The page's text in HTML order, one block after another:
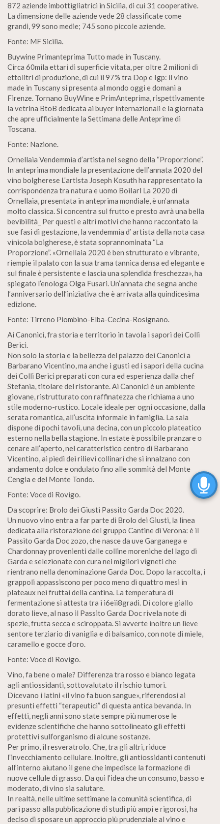
872 aziende imbottigliatrici in Sicilia, di cui 31 cooperative.
La dimensione delle aziende vede 28 classificate come
grandi, 99 sono medie; 745 sono piccole aziende.
Fonte: MF Sicilia.
Buywine Primanteprima Tutto made in Tuscany.
Circa 60mila ettari di superficie vitata, per oltre 2 milioni di
ettolitri di produzione, di cui il 97% tra Dop e Igp: il vino
made in Tuscany si presenta al mondo oggi e domani a
Firenze. Tornano BuyWine e PrimAnteprima, rispettivamente
la vetrina BtoB dedicata ai buyer internazionali e la giornata
che apre ufficialmente la Settimana delle Anteprime di
Toscana.
Fonte: Nazione.
Ornellaia Vendemmia d’artista nel segno della “Proporzione”.
In anteprima mondiale la presentazione dell’annata 2020 del
vino bolgherese L’artista Joseph Kosuth ha rappresentato la
corrispondenza tra natura e uomo BoiIarl La 2020 di
Ornellaia, presentata in anteprima mondiale, è un’annata
molto classica. Si concentra sul frutto e presto avrà una bella
bevibilità_ Per questi e altri motivi che hanno raccontato la
sue fasi di gestazione, la vendemmia d’ artista della nota casa
vinicola boigherese, è stata soprannominata “La
Proporzione”. «Ornellaia 2020 è ben strutturato e vibrante,
riempie il palato con la sua trama tannica densa ed elegante e
sul finale è persistente e lascia una splendida freschezza», ha
spiegato l’enologa Olga Fusari. Un’annata che segna anche
l’anniversario dell’iniziativa che è arrivata alla quindicesima
edizione.
Fonte: Tirreno Piombino-Elba-Cecina-Rosignano.
Ai Canonici, fra storia e territorio in tavola i sapori dei Colli
Berici.
Non solo la storia e la bellezza del palazzo dei Canonici a
Barbarano Vicentino, ma anche i gusti ed i sapori della cucina
dei Colli Berici preparati con cura ed esperienza dalla chef
Stefania, titolare del ristorante. Ai Canonici è un ambiente
giovane, ristrutturato con raffinatezza che richiama a uno
stile moderno-rustico. Locale ideale per ogni occasione, dalla
serata romantica, all’uscita informale in famiglia. La sala
dispone di pochi tavoli, una decina, con un piccolo plateatico
esterno nella bella stagione. In estate è possibile pranzare o
cenare all’aperto, nel caratteristico centro di Barbarano
Vicentino, ai piedi dei rilievi collinari che si innalzano con
andamento dolce e ondulato fino alle sommità del Monte
Cengia e del Monte Tondo.
Fonte: Voce di Rovigo.
Da scoprire: Brolo dei Giusti Passito Garda Doc 2020.
Un nuovo vino entra a far parte di Brolo dei Giusti, la linea
dedicata alla ristorazione del gruppo Cantine di Verona: è il
Passito Garda Doc zozo, che nasce da uve Garganega e
Chardonnay provenienti dalle colline moreniche del lago di
Garda e selezionate con cura nei migliori vigneti che
rientrano nella denominazione Garda Doc. Dopo la raccolta, i
grappoli appassiscono per poco meno di quattro mesi in
plateaux nei fruttai della cantina. La temperatura di
fermentazione si attesta tra i i6eii8gradi. Di colore giallo
dorato lieve, al naso il Passito Garda Doc rivela note di
spezie, frutta secca e sciroppata. Si avverte inoltre un lieve
sentore terziario di vaniglia e di balsamico, con note di miele,
caramello e gocce d’oro.
Fonte: Voce di Rovigo.
Vino, fa bene o male? Differenza tra rosso e bianco legata
agli antiossidanti, sottovalutato il rischio tumori.
Dicevano i latini «il vino fa buon sangue», riferendosi ai
presunti effetti “terapeutici” di questa antica bevanda. In
effetti, negli anni sono state sempre più numerose le
evidenze scientifiche che hanno sottolineato gli effetti
protettivi sull’organismo di alcune sostanze.
Per primo, il resveratrolo. Che, tra gli altri, riduce
l’invecchiamento cellulare. Inoltre, gli antiossidanti contenuti
all’interno aiutano il gene che impedisce la formazione di
nuove cellule di grasso. Da qui l’idea che un consumo, basso e
moderato, di vino sia salutare.
In realtà, nelle ultime settimane la comunità scientifica, di
pari passo alla pubblicazione di studi più ampi e rigorosi, ha
deciso di sposare un approccio più prudenziale al vino e